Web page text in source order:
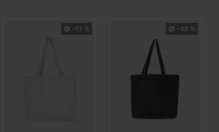
-17 % -22 %